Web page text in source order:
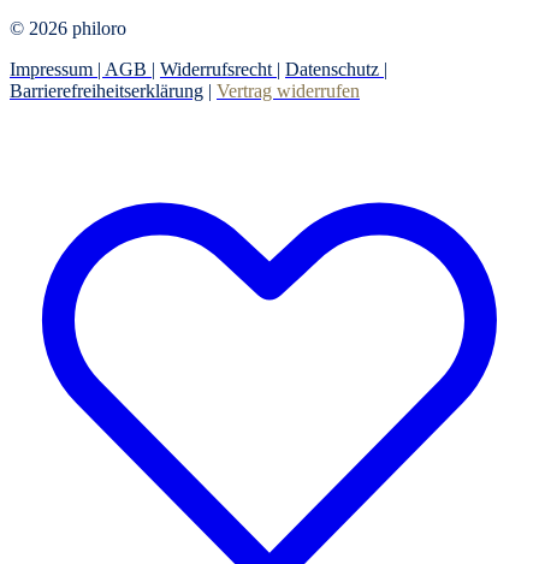
© 2026 philoro
Impressum | AGB | Widerrufsrecht | Datenschutz |
Barrierefreiheitserklärung | Vertrag widerrufen